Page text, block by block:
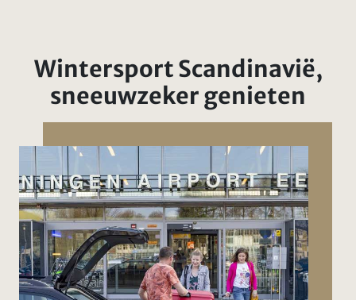
Wintersport Scandinavië,
sneeuwzeker genieten